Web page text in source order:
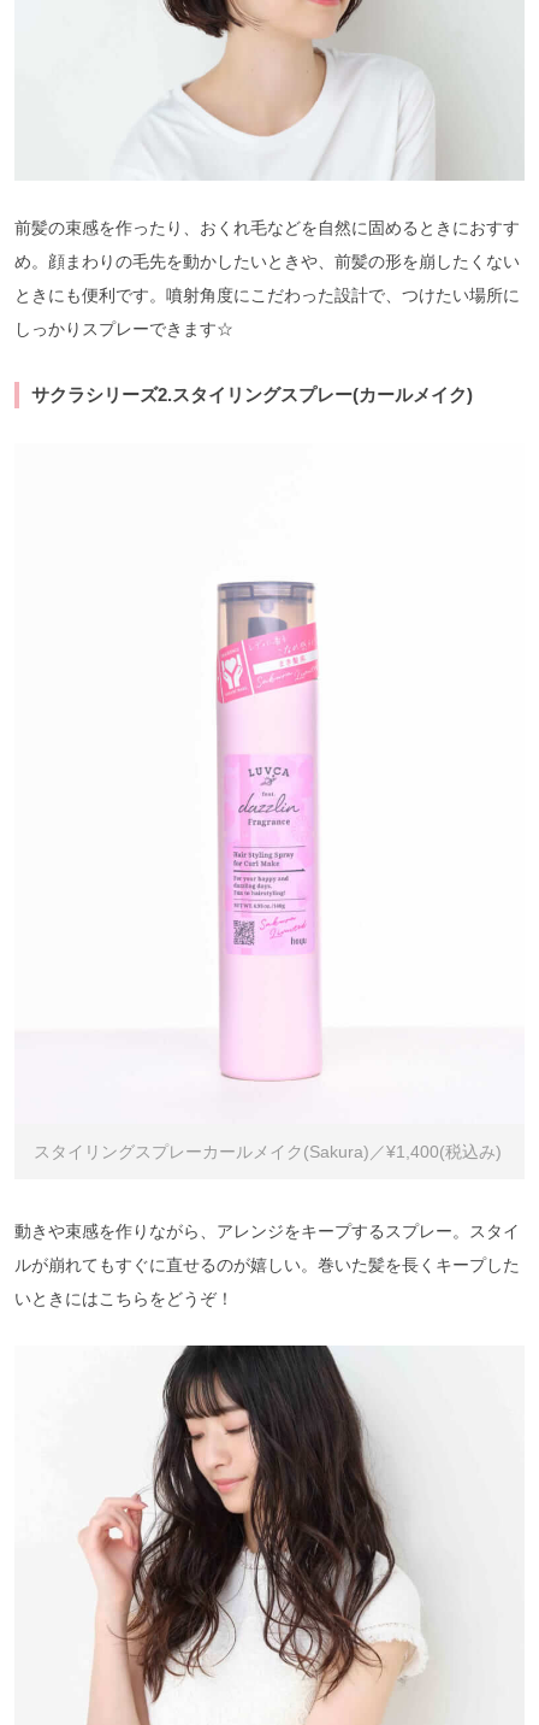
前髪の束感を作ったり、おくれ毛などを自然に固めるときにおすす
め。顔まわりの毛先を動かしたいときや、前髪の形を崩したくない
ときにも便利です。噴射角度にこだわった設計で、つけたい場所に
しっかりスプレーできます☆
サクラシリーズ2.スタイリングスプレー(カールメイク)
スタイリングスプレーカールメイク(Sakura)／¥1,400(税込み)
動きや束感を作りながら、アレンジをキープするスプレー。スタイ
ルが崩れてもすぐに直せるのが嬉しい。巻いた髪を長くキープした
いときにはこちらをどうぞ！